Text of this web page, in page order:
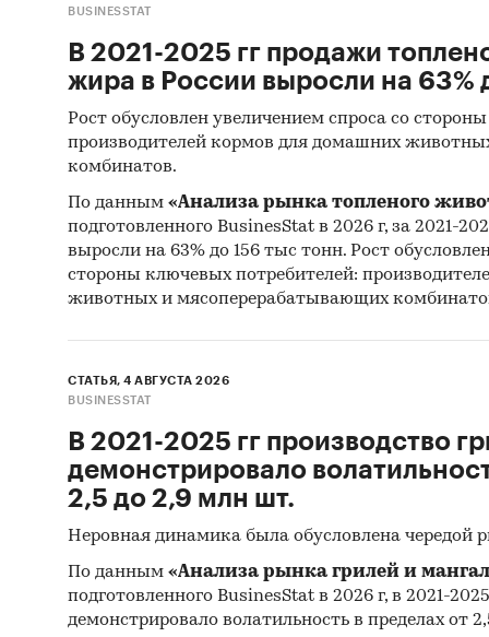
Отчет
Россия
BUSINESSTAT
В 2021-2025 гг продажи
жира в России выросли на 63%
Рост обусловлен увеличением спроса со
производителей кормов для домашних
комбинатов.
По данным «Анализа рынка топленого
подготовленного BusinesStat в 2026 г, за 2021-
выросли на 63% до 156 тыс тонн. Рост
стороны ключевых потребителей:
животных и мясоперерабатывающих
СТАТЬЯ, 4 АВГУСТА 2026
BUSINESSTAT
В 2021-2025 гг производство
демонстрировало
2,5 до 2,9 млн шт.
Неровная динамика была обусловлена чередой
По данным «Анализа рынка грилей и
подготовленного BusinesStat в 2026 г, в 2021-
демонстрировало волатильность в пределах от